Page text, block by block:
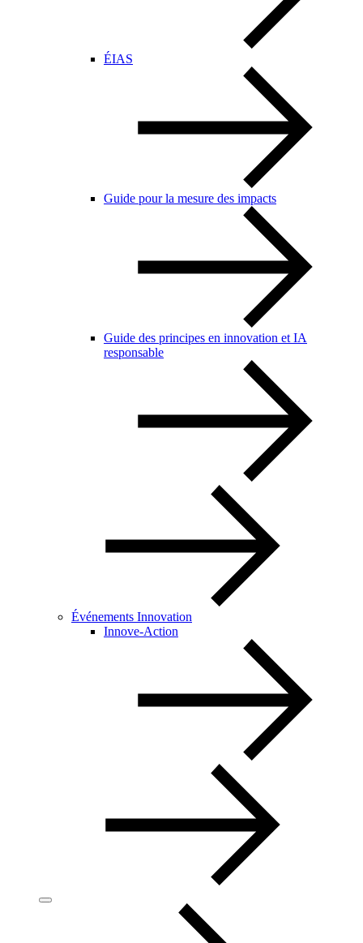
ÉIAS
Guide pour la mesure des impacts
Guide des principes en innovation et IA
responsable
Événements Innovation
Innove-Action